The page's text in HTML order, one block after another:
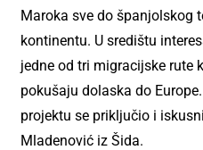
Maroka sve do španjolskog
kontinentu. U središtu
jedne od tri migracijske rute
pokušaju dolaska do
projektu se priključio i
Mladenović iz Šida.